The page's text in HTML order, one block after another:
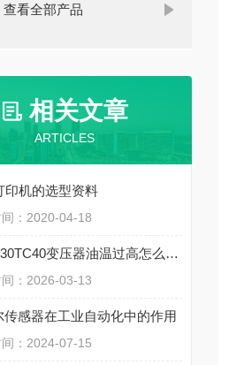
查看全部产品
相关文章
ARTICLES
印机的选型资料
：2020-04-18
EDR230TC40变压器油温过高怎么办？
：2026-03-13
传感器在工业自动化中的作用
：2024-07-15